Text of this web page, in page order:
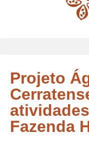
Projeto
Fazenda